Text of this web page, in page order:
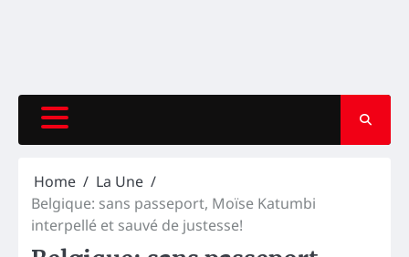
Home
La Une
Belgique: sans passeport, Moïse Katumbi
interpellé et sauvé de justesse!